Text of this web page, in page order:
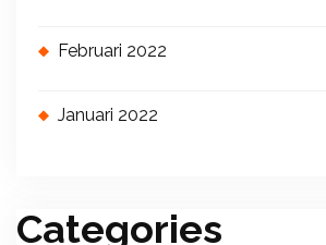
Februari 2022
Januari 2022
Categories